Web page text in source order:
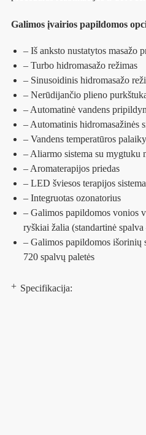
Galimos įvairios papildomos
– Iš anksto nustatytos masažo
– Turbo hidromasažo režimas
– Sinusoidinis hidromasažo
– Nerūdijančio plieno
– Automatinė vandens
– Automatinis hidromasažinės
– Vandens temperatūros
– Aliarmo sistema su mygtuku
– Aromaterapijos priedas
– LED šviesos terapijos sistema
– Integruotas ozonatorius
– Galimos papildomos vonios
ryškiai žalia (standartinė spalva
– Galimos papildomos išorinių
720 spalvų paletės
Specifikacija: